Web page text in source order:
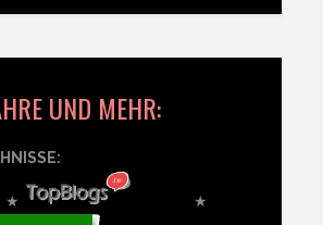
UND MEHR:
★